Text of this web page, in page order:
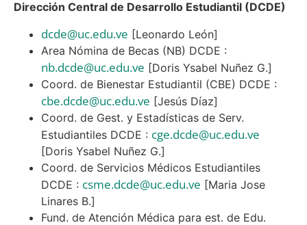
Dirección Central de Desarrollo Estudiantil (DCDE)
dcde@uc.edu.ve [Leonardo León]
Area Nómina de Becas (NB) DCDE :
nb.dcde@uc.edu.ve [Doris Ysabel Nuñez G.]
Coord. de Bienestar Estudiantil (CBE) DCDE :
cbe.dcde@uc.edu.ve [Jesús Díaz]
Coord. de Gest. y Estadísticas de Serv.
Estudiantiles DCDE : cge.dcde@uc.edu.ve
[Doris Ysabel Nuñez G.]
Coord. de Servicios Médicos Estudiantiles
DCDE : csme.dcde@uc.edu.ve [Maria Jose
Linares B.]
Fund. de Atención Médica para est. de Edu.